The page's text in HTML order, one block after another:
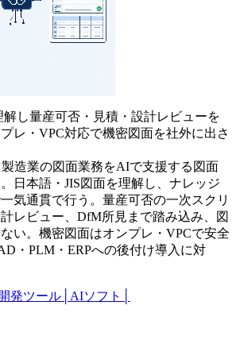
解し量産可否・見積・設計レビューを
レ・VPC対応で機密図面を社外に出さ
製造業の図面業務をAIで支援する図面
日本語・JIS図面を理解し、ナレッジ
気通貫で行う。量産可否の一次スクリ
レビュー、DfM所見まで踏み込み、図
い。機密図面はオンプレ・VPCで安全
・PLM・ERPへの後付け導入に対
発ツール AIソフト